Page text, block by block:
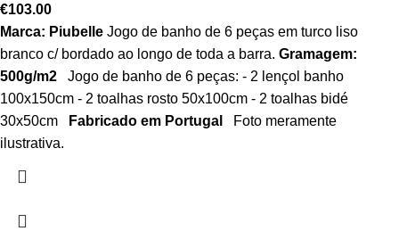
€103.00
Marca: Piubelle Jogo de banho de 6 peças em turco liso
branco c/ bordado ao longo de toda a barra. Gramagem:
500g/m2 Jogo de banho de 6 peças: - 2 lençol banho
100x150cm - 2 toalhas rosto 50x100cm - 2 toalhas bidé
30x50cm
Fabricado em Portugal
Foto meramente
ilustrativa.